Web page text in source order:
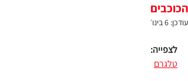
הכוכבים
עודכן: 6 בינו׳
לצפייה:
טלגרם